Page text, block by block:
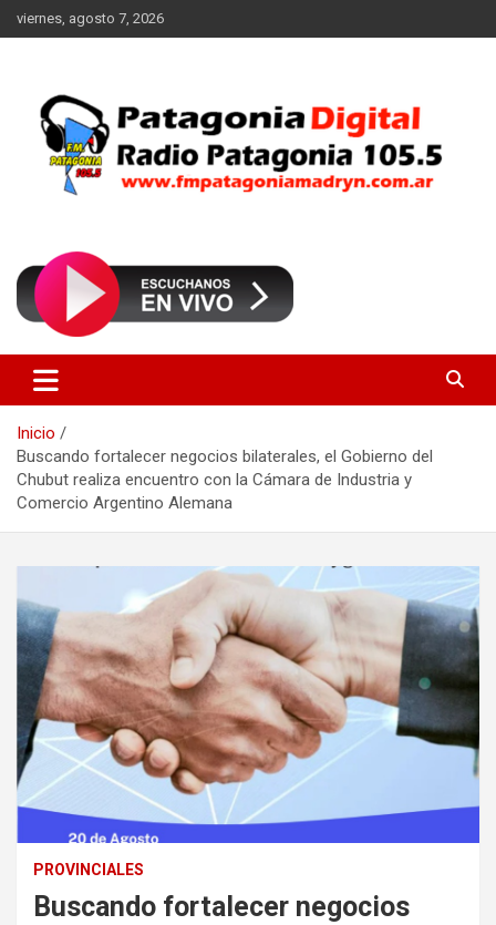
Saltar
al
viernes, agosto 7, 2026
FM Patagonia Madryn
Inicio
Buscando fortalecer negocios bilaterales, el Gobierno del
Chubut realiza encuentro con la Cámara de Industria y
Comercio Argentino Alemana
PROVINCIALES
Buscando fortalecer negocios